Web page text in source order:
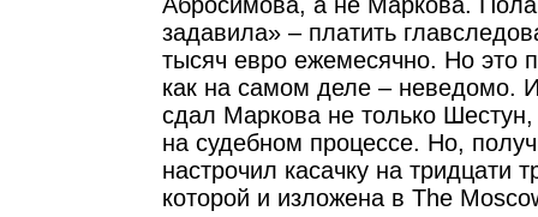
задавила» – платить
тысяч евро ежемесячно. Но это
как на самом деле – неведомо.
сдал Маркова не только
на судебном процессе. Но,
настрочил касачку на тридцати
которой и изложена в The